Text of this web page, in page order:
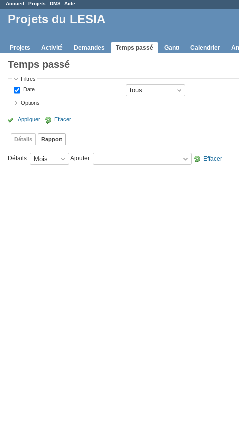
Accueil Projets DMS Aide
Projets du LESIA
Projets Activité Demandes Temps passé Gantt Calendrier
Temps passé
Filtres
Date
Options
Appliquer Effacer
Détails Rapport
Détails: Ajouter: Effacer